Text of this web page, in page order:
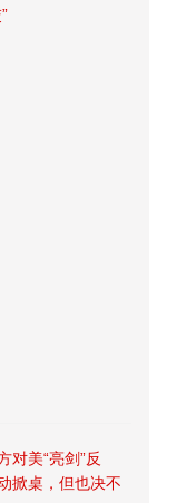
对美“亮剑”反
掀桌，但也决不